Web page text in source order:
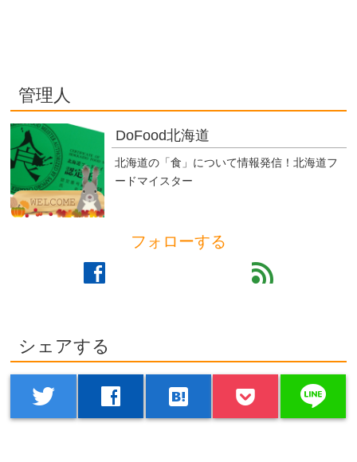
管理人
DoFood北海道
北海道の「食」について情報発信！北海道フ
ードマイスター
フォローする
facebook feed
シェアする
twitter facebook hatenabookmark line